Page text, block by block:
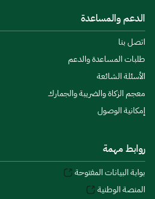
الدعم والمساعدة
اتصل بنا
طلبات المساعدة والدعم
الأسئلة الشائعة
معجم الزكاة والضريبة والجمارك
إمكانية الوصول
روابط مهمة
بوابة البيانات المفتوحة
المنصة الوطنية